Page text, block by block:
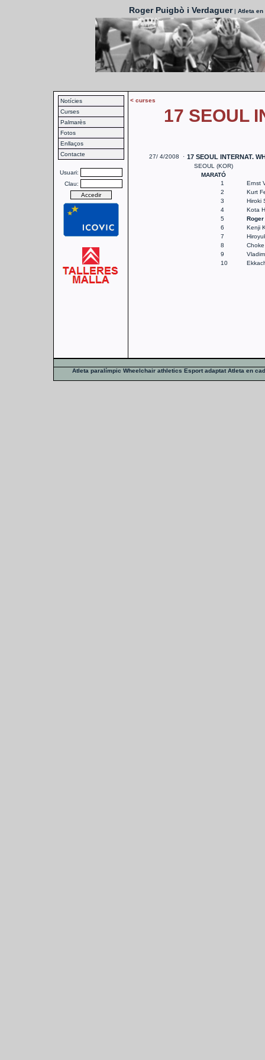
Roger Puigbò i Verdaguer| Atleta en
Notícies
Curses
Palmarès
Fotos
Enllaços
Contacte
Usuari:
Clau:
< curses
17 SEOUL
27/ 4/2008 · 17 SEOUL INTERNAT.
SEOUL (KOR)
MARATÓ
1
Ernst
2
Kurt
3
Hiroki
4
Kota
5
Roger
6
Kenji
7
8
9
10
Atleta paralímpic Wheelchair athletics Esport adaptat Atleta en